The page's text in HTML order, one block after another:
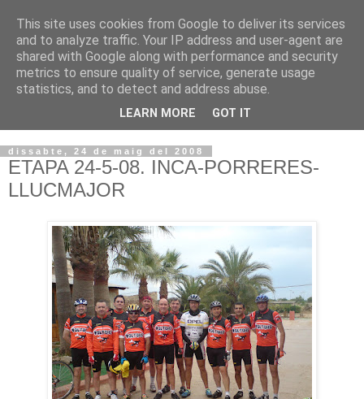
VOLTORS -2026 -
¡¡¡TENIM GANA!!!
dissabte, 24 de maig del 2008
ETAPA 24-5-08. INCA-PORRERES-
LLUCMAJOR
This site uses cookies from Google to deliver its services
and to analyze traffic. Your IP address and user-agent are
shared with Google along with performance and security
metrics to ensure quality of service, generate usage
statistics, and to detect and address abuse.
LEARN MORE GOT IT